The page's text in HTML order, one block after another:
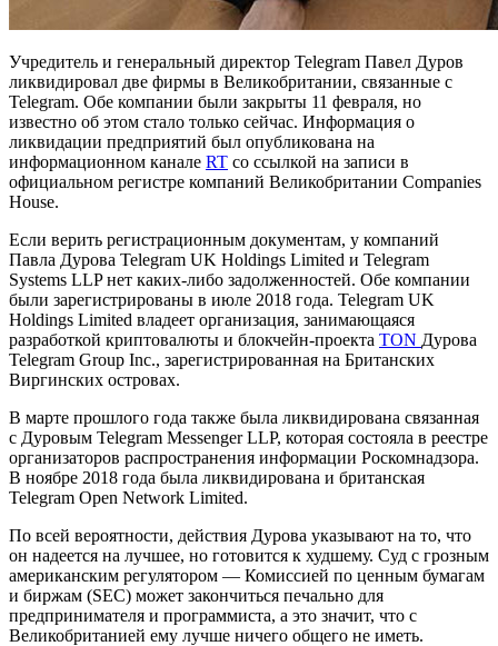
Учредитель и генеральный директор Telegram Павел Дуров
ликвидировал две фирмы в Великобритании, связанные с
Telegram. Обе компании были закрыты 11 февраля, но
известно об этом стало только сейчас. Информация о
ликвидации предприятий был опубликована на
информационном канале RT со ссылкой на записи в
официальном регистре компаний Великобритании Companies
House.
Если верить регистрационным документам, у компаний
Павла Дурова Telegram UK Holdings Limited и Telegram
Systems LLP нет каких-либо задолженностей. Обе компании
были зарегистрированы в июле 2018 года. Telegram UK
Holdings Limited владеет организация, занимающаяся
разработкой криптовалюты и блокчейн-проекта TON Дурова
Telegram Group Inc., зарегистрированная на Британских
Виргинских островах.
В марте прошлого года также была ликвидирована связанная
с Дуровым Telegram Messenger LLP, которая состояла в реестре
организаторов распространения информации Роскомнадзора.
В ноябре 2018 года была ликвидирована и британская
Telegram Open Network Limited.
По всей вероятности, действия Дурова указывают на то, что
он надеется на лучшее, но готовится к худшему. Суд с грозным
американским регулятором — Комиссией по ценным бумагам
и биржам (SEC) может закончиться печально для
предпринимателя и программиста, а это значит, что с
Великобританией ему лучше ничего общего не иметь.